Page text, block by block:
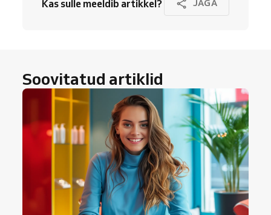
Kas sulle meeldib artikkel? JAGA
Soovitatud artiklid